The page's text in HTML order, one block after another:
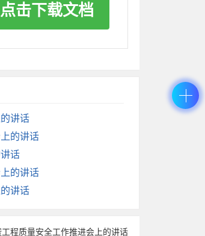
告。对迟报、漏报、误
挥调度平台，整合视频监
段，不能搞花架子、走过
险和公路抢通演练，冬季
贴近实战、真演真练，不
置能力。演练内容包括预
点击下载文档
讲话
的讲话
话
的讲话
讲话
程质量安全工作推进会上的讲话